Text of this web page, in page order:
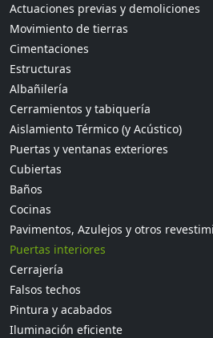
Actuaciones previas y demoliciones
Movimiento de tierras
Cimentaciones
Estructuras
Albañilería
Cerramientos y tabiquería
Aislamiento Térmico (y Acústico)
Puertas y ventanas exteriores
Cubiertas
Baños
Cocinas
Pavimentos, Azulejos y otros
Puertas interiores
Cerrajería
Falsos techos
Pintura y acabados
Iluminación eficiente